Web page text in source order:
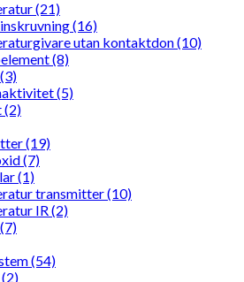
(21)
(16)
utan kontaktdon (10)
(8)
(5)
(2)
(19)
(7)
(1)
transmitter (10)
IR (2)
(54)